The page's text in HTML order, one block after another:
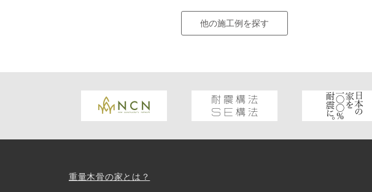
他の施工例を探す
重量木骨の家とは？